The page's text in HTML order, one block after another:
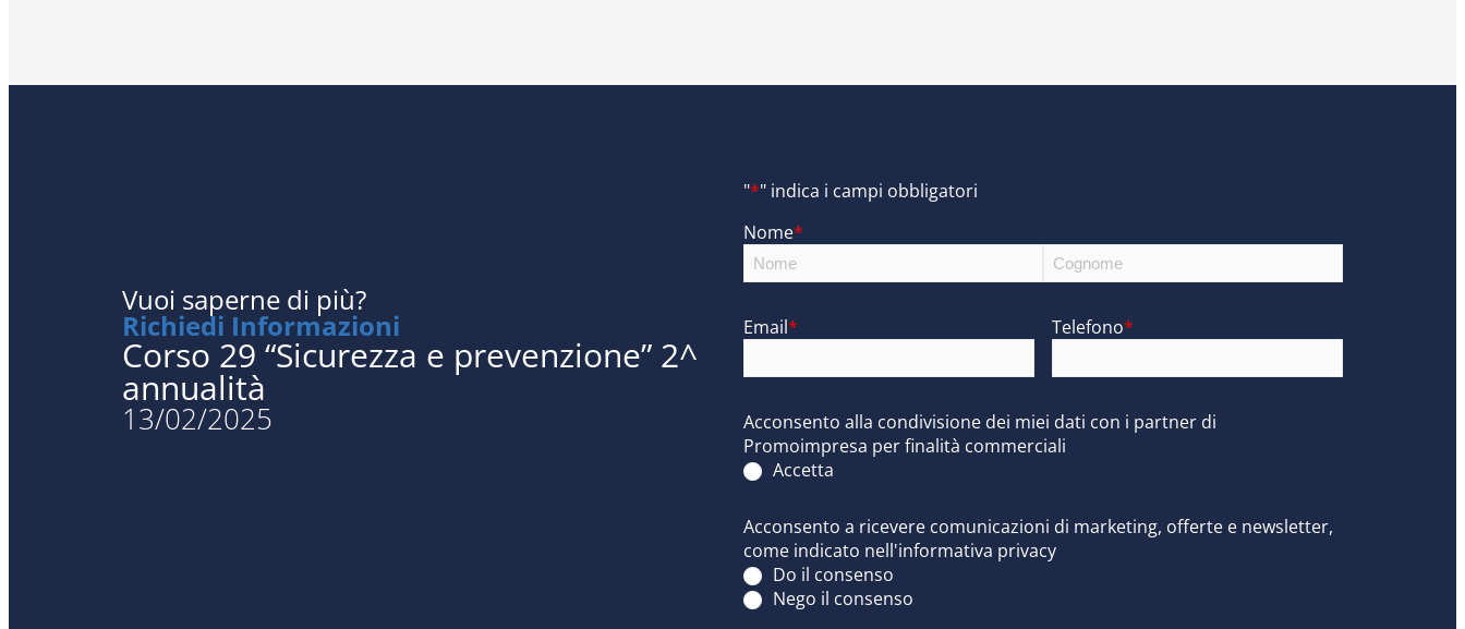
Vuoi saperne di più?
Richiedi Informazioni
Corso 29 “Sicurezza e prevenzione” 2^
annualità
13/02/2025
"*" indica i campi obbligatori
Nome*
Email* Telefono*
Acconsento alla condivisione dei miei dati con i partner di
Promoimpresa per finalità commerciali
Accetta
Acconsento a ricevere comunicazioni di marketing, offerte e newsletter,
come indicato nell'informativa privacy
Do il consenso
Nego il consenso